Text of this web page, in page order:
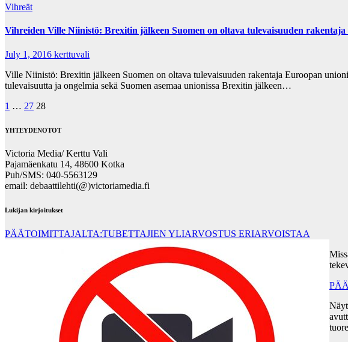
Vihreät
Vihreiden Ville Niinistö: Brexitin jälkeen Suomen on oltava tulevaisuuden rakentaja
July 1, 2016 kerttuvali
Ville Niinistö: Brexitin jälkeen Suomen on oltava tulevaisuuden rakentaja Euroopan
tulevaisuutta ja ongelmia sekä Suomen asemaa unionissa Brexitin jälkeen…
Posts
pagination
1 … 27 28
YHTEYDENOTOT
Victoria Media/ Kerttu Vali
Pajamäenkatu 14, 48600 Kotka
Puh/SMS: 040-5563129
email: debaattilehti(@)victoriamedia.fi
Lukijan kirjoitukset
PÄÄTOIMITTAJALTA:TUBETTAJIEN YLIARVOSTUS ERIARVOISTAA